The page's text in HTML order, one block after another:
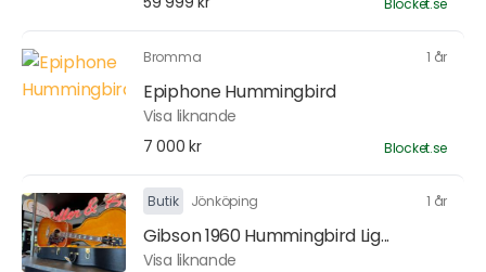
Blocket.se
Bromma 1 år
Epiphone Hummingbird
Visa liknande
7 000 kr
Blocket.se
Butik Jönköping 1 år
Gibson 1960 Hummingbird Lig...
Visa liknande